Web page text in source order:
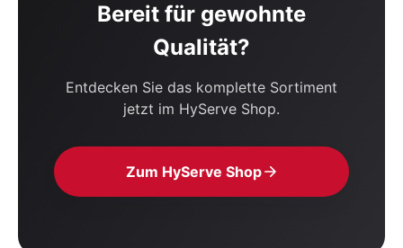
Bereit für gewohnte
Qualität?
Entdecken Sie das komplette Sortiment
jetzt im HyServe Shop.
Zum HyServe Shop